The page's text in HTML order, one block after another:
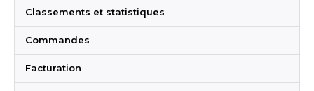
Classements et statistiques
Commandes
Facturation